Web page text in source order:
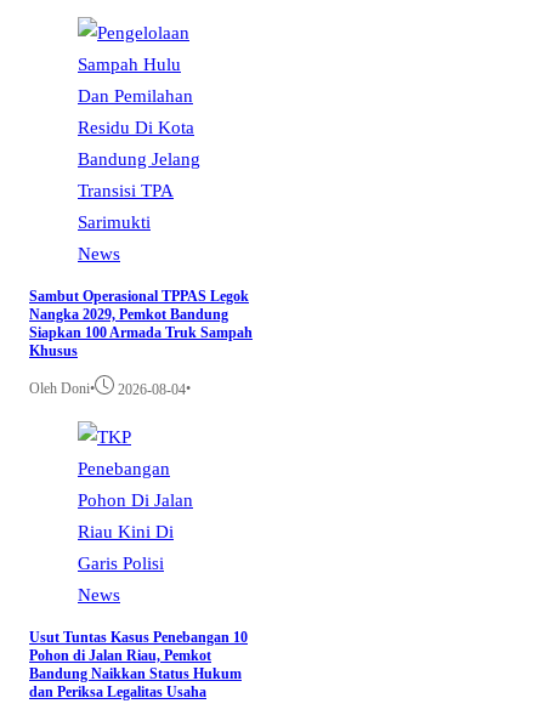
News
Sambut Operasional TPPAS Legok
Nangka 2029, Pemkot Bandung
Siapkan 100 Armada Truk Sampah
Khusus
Oleh Doni• 2026-08-04•
News
Usut Tuntas Kasus Penebangan 10
Pohon di Jalan Riau, Pemkot
Bandung Naikkan Status Hukum
dan Periksa Legalitas Usaha